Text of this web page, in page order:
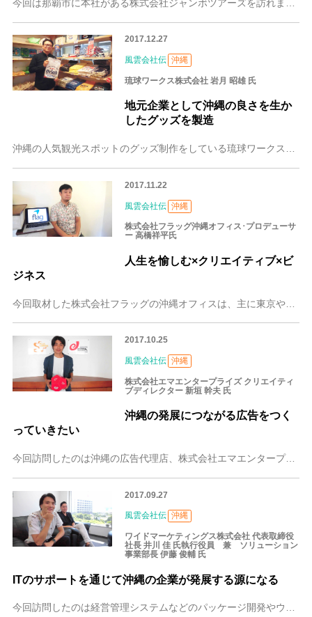
2017.12.27
風雲会社伝 沖縄
琉球ワークス株式会社 岩月 昭雄 氏
地元企業として沖縄の良さを生か
したグッズを製造
2017.11.22
風雲会社伝 沖縄
株式会社フラッグ沖縄オフィス･プロデューサ
ー 高橋祥平氏
人生を愉しむ×クリエイティブ×ビ
ジネス
今回取材した株式会社フラッグの沖縄オフィスは、主に東京や大阪からの依頼でWEBサイト制作を行っています。働き方が問題となることが多い現代の日本で、プライベートを
2017.10.25
風雲会社伝 沖縄
株式会社エマエンタープライズ クリエイティ
ブディレクター 新垣 幹夫 氏
沖縄の発展につながる広告をつく
っていきたい
今回訪問したのは沖縄の広告代理店、株式会社エマエンタープライズです。沖縄県民であれば1度は見たことがあるCMなどの広告制作を手掛けるクリエイティブディレクターの
2017.09.27
風雲会社伝 沖縄
ワイドマーケティングス株式会社 代表取締役
社長 井川 佳 氏執行役員 兼 ソリューション
事業部長 伊藤 俊輔 氏
ITのサポートを通じて沖縄の企業が発展する源になる
今回訪問したのは経営管理システムなどのパッケージ開発やウェブサイト制作を行っているワイドマーケティングス株式会社です。代表取締役社長の井川 佳（いかわ けい）さ